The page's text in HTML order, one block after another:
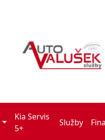
Kia Servis
5+
Služby